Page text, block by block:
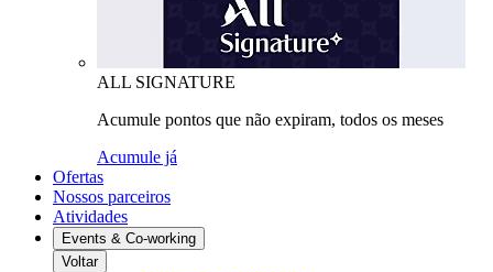
ALL SIGNATURE
Acumule pontos que não expiram, todos os meses
Acumule já
Ofertas
Nossos parceiros
Atividades
Events & Co-working
Voltar